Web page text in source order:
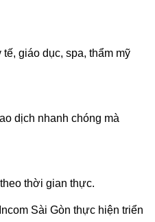
giáo dục, spa, thẩm mỹ
dịch nhanh chóng mà
thời gian thực.
Sài Gòn thực hiện triển